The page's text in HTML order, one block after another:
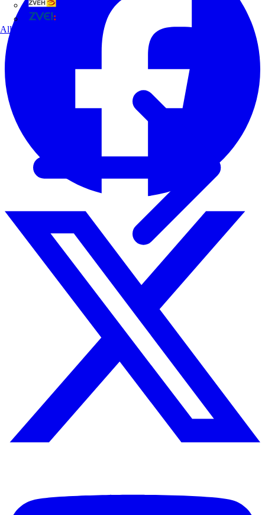
Alle Partner